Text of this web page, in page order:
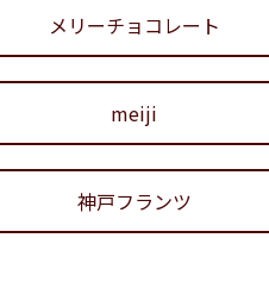
メリーチョコレート
meiji
神戸フランツ